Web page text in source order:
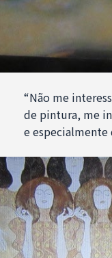
“Não me
de pintura, me
e especialmente